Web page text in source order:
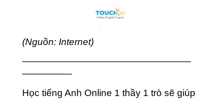
(Nguồn: Internet)
——————————————————
—————-
Học tiếng Anh Online 1 thầy 1 trò sẽ giúp